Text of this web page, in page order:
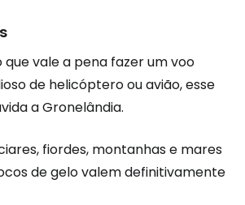
que vale a pena fazer um voo
de helicóptero ou avião, esse
a Gronelândia.
fiordes, montanhas e mares
de gelo valem definitivamente